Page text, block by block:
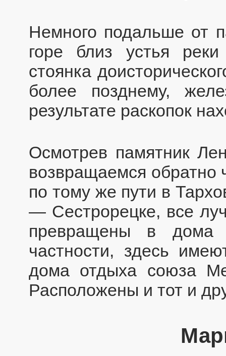
Немного подальше от
горе близ устья
стоянка
более позднему,
результате раскопок
Осмотрев памятник
возвращаемся обратно
по тому же пути в
— Сестрорецке, все
превращены в дома
частности, здесь
дома отдыха союза
Расположены и тот и